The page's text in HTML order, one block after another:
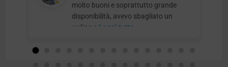
molto buoni e soprattutto grande
disponibilità, avevo sbagliato un
ordine e Leggi tutto